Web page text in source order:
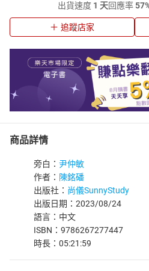
出貨速度 1 天回應率
追蹤店家
商品詳情
旁白： 尹仲敏
作者： 陳銘磻
出版社： 尚儀SunnyStudy
出版日期：2023/08/24
語言：中文
ISBN：9786267277447
時長：05:21:59